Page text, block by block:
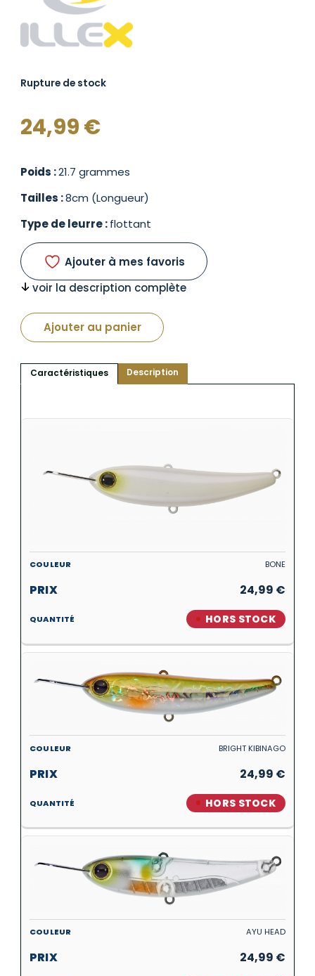
Rupture de stock
24,99€
Poids :21.7 grammes
Tailles :8cm (Longueur)
Type de leurre :flottant
Ajouter à mes favoris
voir la description complète
Ajouter au panier
Caractéristiques Description
BONE
24,99 €
HORS STOCK
BRIGHT KIBINAGO
24,99 €
HORS STOCK
AYU HEAD
24,99 €